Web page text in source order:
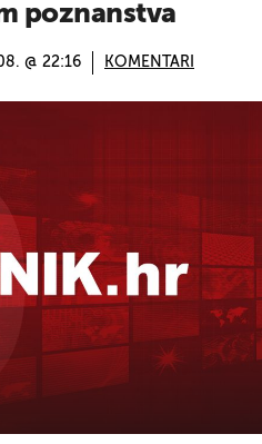
poznanstva
@ 22:16 KOMENTARI